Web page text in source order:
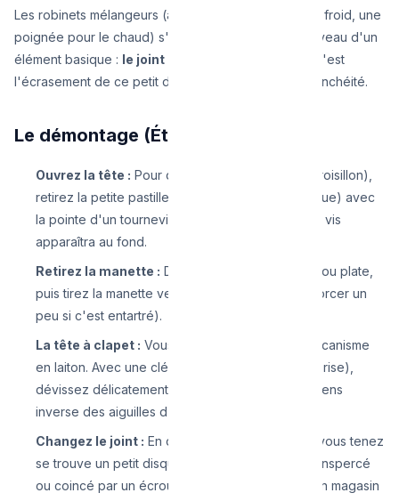
Les robinets mélangeurs (avec une poignée pour le froid, une
poignée pour le chaud) s'usent généralement au niveau d'un
élément basique : le joint clapet en caoutchouc
. C'est
l'écrasement de ce petit disque noir qui assure l'étanchéité.
Le démontage (Étape par étape) :
Ouvrez la tête : Pour démonter la poignée (le croisillon),
retirez la petite pastille de couleur (rouge ou bleue) avec
la pointe d'un tournevis plat ou un cutter fin. Une vis
apparaîtra au fond.
Retirez la manette : Dévissez la vis cruciforme ou plate,
puis tirez la manette vers le haut (il faut parfois forcer un
peu si c'est entartré).
La tête à clapet : Vous voyez dorénavant le mécanisme
en laiton. Avec une clé à molette (ou pince multiprise),
dévissez délicatement le bloc en laiton dans le sens
inverse des aiguilles d'une montre.
Changez le joint : En dessous de "la tête" que vous tenez
se trouve un petit disque en caoutchouc noir, transpercé
ou coincé par un écrou. Enlevez-le. Allez dans un magasin